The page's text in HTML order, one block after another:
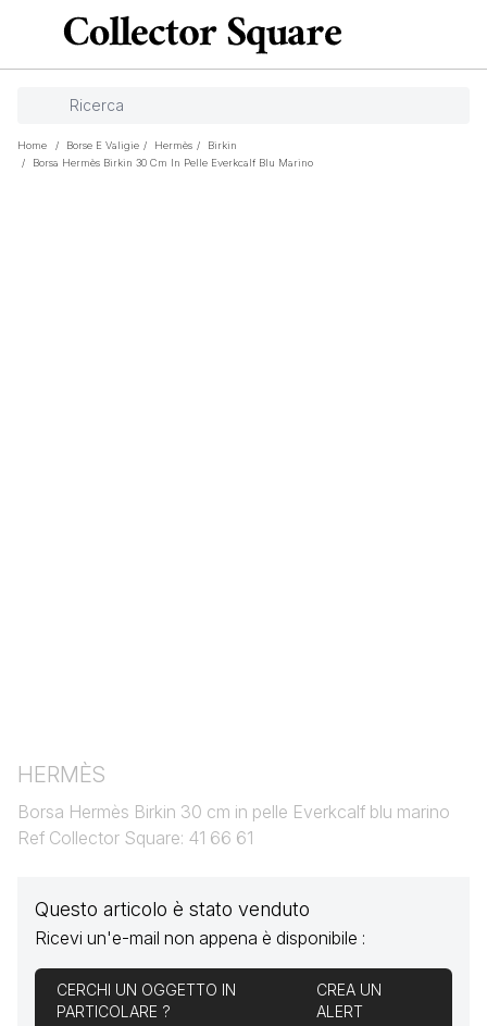
Home / Borse E Valigie / Hermès /
Birkin
/
Borsa Hermès Birkin 30 Cm In Pelle Everkcalf Blu Marino
HERMÈS
Borsa Hermès Birkin 30 cm in pelle Everkcalf blu marino
Ref Collector Square: 41 66 61
Questo articolo è stato venduto
Ricevi un'e-mail non appena è disponibile :
CERCHI UN OGGETTO IN
PARTICOLARE ?
CREA UN
ALERT